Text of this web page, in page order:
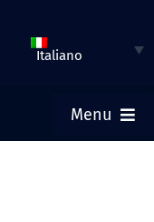
Italiano
Menu